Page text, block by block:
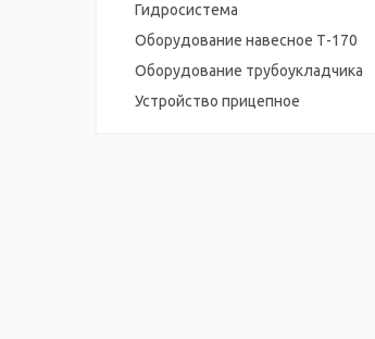
Гидросистема
Оборудование навесное Т-170
Оборудование трубоукладчика
Устройство прицепное